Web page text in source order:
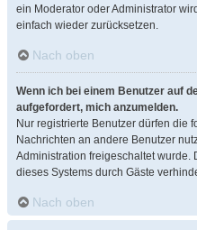
ein Moderator oder Administrator
einfach wieder zurücksetzen.
Nach oben
Wenn ich bei einem Benutzer auf
aufgefordert, mich anzumelden.
Nur registrierte Benutzer dürfen die
Nachrichten an andere Benutzer
Administration freigeschaltet wurde.
dieses Systems durch Gäste
Nach oben